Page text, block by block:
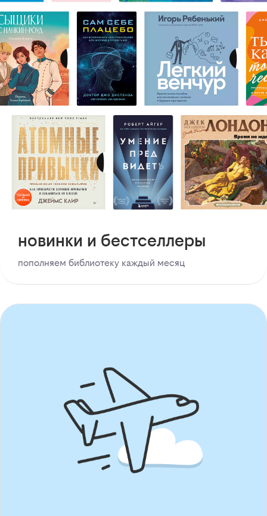
новинки и бестселлеры
пополняем библиотеку каждый месяц